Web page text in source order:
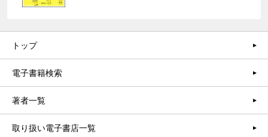
トップ
電子書籍検索
著者一覧
取り扱い電子書店一覧